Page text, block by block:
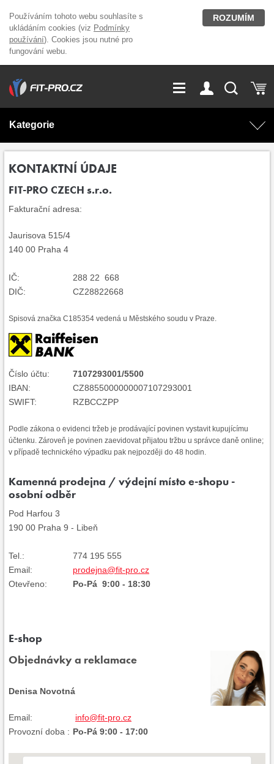
Používáním tohoto webu souhlasíte s
ukládáním cookies (viz Podmínky
používání). Cookies jsou nutné pro
fungování webu.
ROZUMÍM
GDPR
Kariéra
Přihlášení
Kategorie
Doplňky stravy
KONTAKTNÍ ÚDAJE
FIT-PRO CZECH s.r.o.
Fakturační adresa:
Jaurisova 515/4
140 00 Praha 4
IČ:
288 22 668
DIČ:
CZ28822668
Spisová značka C185354 vedená u Městského soudu v Praze.
Číslo účtu:
7107293001/5500
IBAN:
CZ8855000000007107293001
SWIFT:
RZBCCZPP
Podle zákona o evidenci tržeb je prodávající povinen vystavit kupujícímu
účtenku. Zároveň je povinen zaevidovat přijatou tržbu u správce daně online;
v případě technického výpadku pak nejpozději do 48 hodin.
Kamenná prodejna / výdejní místo e-shopu -
osobní odběr
Pod Harfou 3
190 00 Praha 9 - Libeň
Tel.:
774 195 555
Email:
prodejna@fit-pro.cz
Otevřeno:
Po-Pá 9:00 - 18:30
E-shop
Objednávky a reklamace
Denisa Novotná
Email:
info@fit-pro.cz
Provozní doba : Po-Pá 9:00 - 17:00